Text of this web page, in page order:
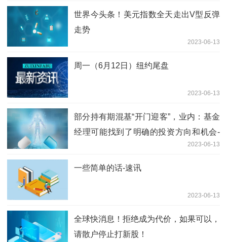
世界今头条！美元指数全天走出V型反弹
走势
2023-06-13
周一（6月12日）纽约尾盘
2023-06-13
部分持有期混基“开门迎客”，业内：基金
经理可能找到了明确的投资方向和机会-
2023-06-13
一些简单的话-速讯
2023-06-13
全球快消息！拒绝成为代价，如果可以，
请散户停止打新股！